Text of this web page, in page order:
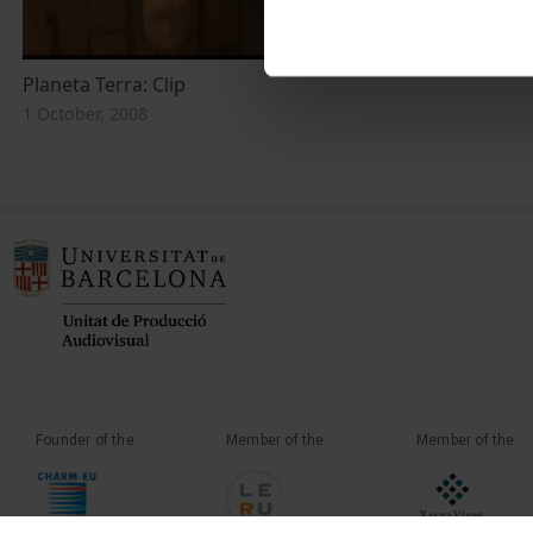
Planeta Terra: Clip
1 October, 2008
Founder of the Member of the Member of the